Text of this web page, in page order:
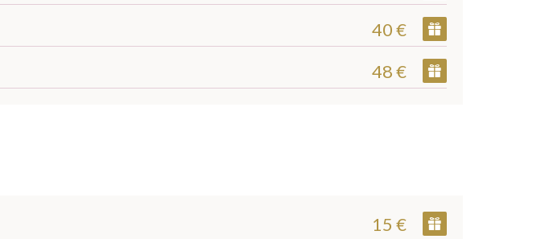
40 €
48 €
15 €